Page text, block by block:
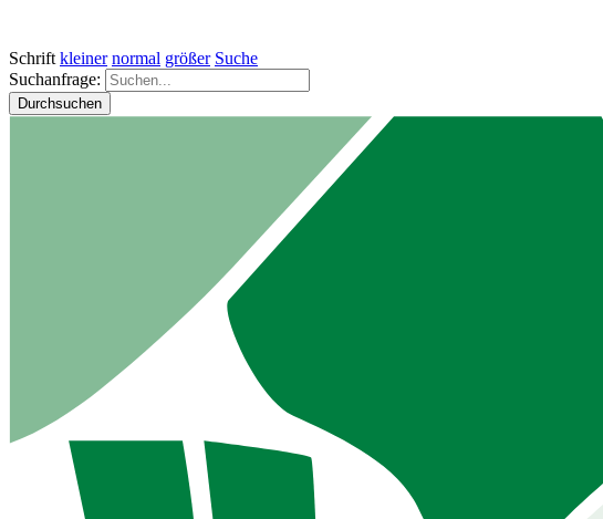
Schrift kleiner normal größer Suche
Suchanfrage:
Durchsuchen